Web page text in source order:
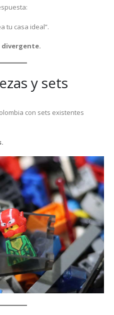
tu casa ideal”.
divergente.
y sets
con sets existentes